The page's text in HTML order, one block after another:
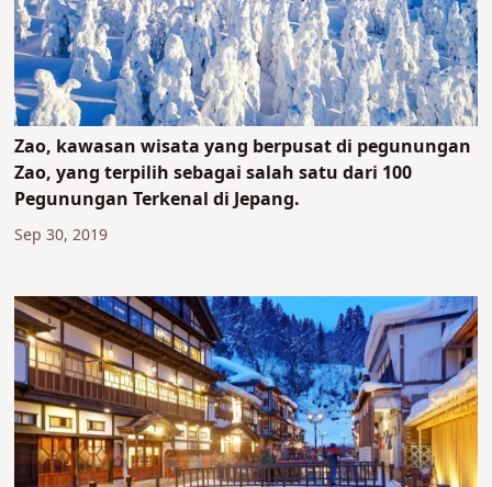
Zao, kawasan wisata yang berpusat di pegunungan
Zao, yang terpilih sebagai salah satu dari 100
Pegunungan Terkenal di Jepang.
Sep 30, 2019